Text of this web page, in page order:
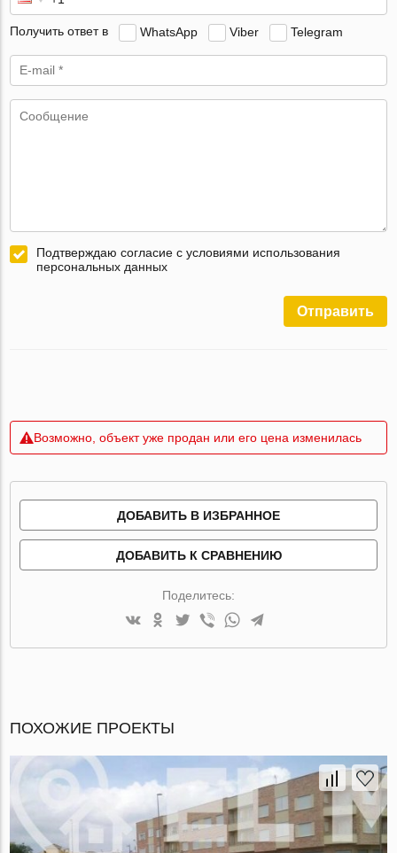
Получить ответ в WhatsApp Viber Telegram
Подтверждаю согласие с условиями использования
персональных данных
Отправить
Возможно, объект уже продан или его цена изменилась
ДОБАВИТЬ В ИЗБРАННОЕ
ДОБАВИТЬ К СРАВНЕНИЮ
Поделитесь:
ПОХОЖИЕ ПРОЕКТЫ